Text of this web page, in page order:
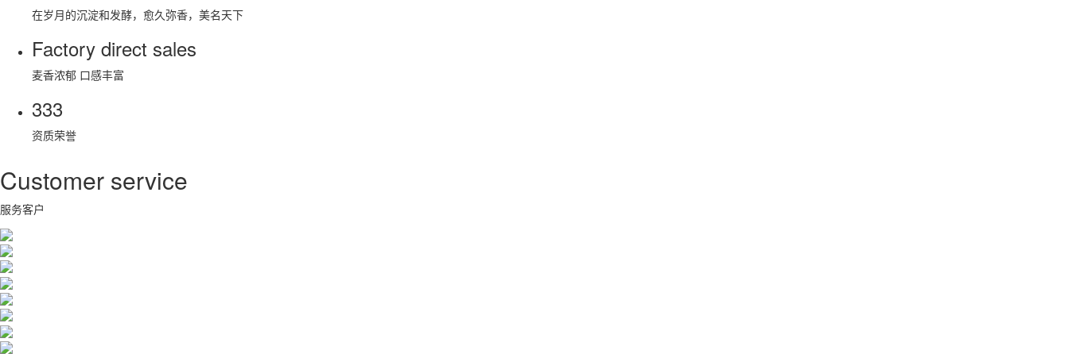
在岁月的沉淀和发酵，愈久弥香，美名天下
Factory direct sales
麦香浓郁 口感丰富
333
资质荣誉
Customer service
服务客户